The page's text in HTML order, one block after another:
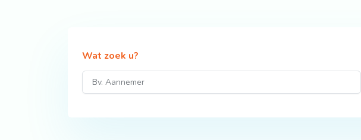
Wat zoek u?